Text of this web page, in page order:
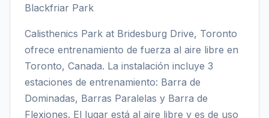
Blackfriar Park
Calisthenics Park at Bridesburg Drive, Toronto
ofrece entrenamiento de fuerza al aire libre en
Toronto, Canada. La instalación incluye 3
estaciones de entrenamiento: Barra de
Dominadas, Barras Paralelas y Barra de
Flexiones. El lugar está al aire libre y es de uso